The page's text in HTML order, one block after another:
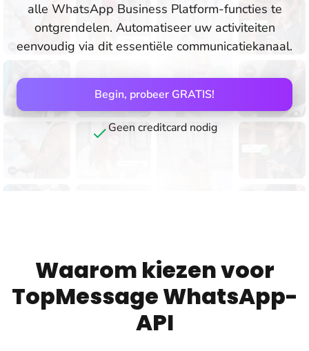
alle WhatsApp Business Platform-functies te
ontgrendelen. Automatiseer uw activiteiten
eenvoudig via dit essentiële communicatiekanaal.
Begin, probeer GRATIS!
Geen creditcard nodig
Waarom kiezen voor
TopMessage WhatsApp-
API